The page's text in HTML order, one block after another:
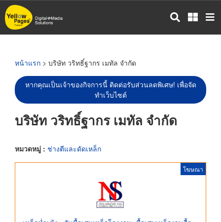
ข้าม
ไป
หน้าแรก > บริษัท วริทธิ์ฐากร เมทัล จำกัด
หากคุณเป็นเจ้าของกิจการนี้ ติดต่อรับส่วนลดพิเศษ! เพื่อจัด
ทำเว็บไซต์
บริษัท วริทธิ์ฐากร เมทัล จำกัด
หมวดหมู่ : ช่างตีและดัดเหล็ก
โฆษณา